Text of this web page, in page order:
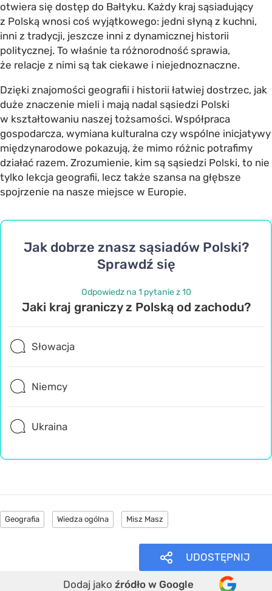
otwiera się dostęp do Bałtyku. Każdy kraj sąsiadujący
z Polską wnosi coś wyjątkowego: jedni słyną z kuchni,
inni z tradycji, jeszcze inni z dynamicznej historii
politycznej. To właśnie ta różnorodność sprawia,
że relacje z nimi są tak ciekawe i niejednoznaczne.
Dzięki znajomości geografii i historii łatwiej dostrzec, jak
duże znaczenie mieli i mają nadal sąsiedzi Polski
w kształtowaniu naszej tożsamości. Współpraca
gospodarcza, wymiana kulturalna czy wspólne inicjatywy
międzynarodowe pokazują, że mimo różnic potrafimy
działać razem. Zrozumienie, kim są sąsiedzi Polski, to nie
tylko lekcja geografii, lecz także szansa na głębsze
spojrzenie na nasze miejsce w Europie.
Jak dobrze znasz sąsiadów Polski?
Sprawdź się
Odpowiedz na 1 pytanie z 10
Jaki kraj graniczy z Polską od zachodu?
Słowacja
Niemcy
Ukraina
Geografia Wiedza ogólna Misz Masz
UDOSTĘPNIJ
Dodaj jako źródło w Google